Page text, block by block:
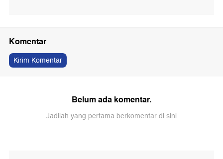
Komentar
Kirim Komentar
Belum ada komentar.
Jadilah yang pertama berkomentar di sini